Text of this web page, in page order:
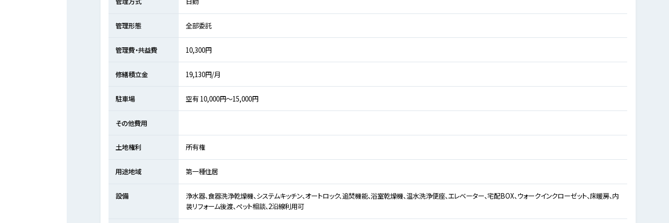
管理形態 全部委託
管理費・共益費 10,300円
修繕積立金 19,130円/月
駐車場 空有 10,000円～15,000円
その他費用
土地権利 所有権
用途地域 第一種住居
設備
浄水器、食器洗浄乾燥機、システムキッチン、オートロック、追焚機能、浴室乾燥機、温水洗浄便座、エレベーター、宅配BOX、ウォークインクローゼット、床暖房、内
装リフォーム後渡、ペット相談、2沿線利用可